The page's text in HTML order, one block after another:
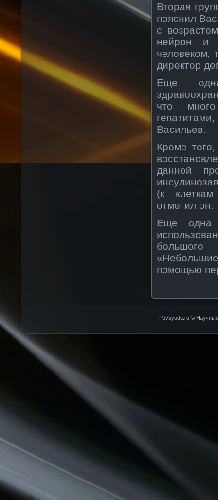
Вторая
пояснил
с
нейрон и
человеком,
директор
Еще
что
Васильев.
Кроме
данной
(к
отметил он.
Еще одна
большого
помощью
Povsyudu.ru © Научные